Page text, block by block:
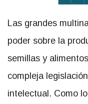
Las grandes
poder sobre la
semillas y
compleja
intelectual. Como